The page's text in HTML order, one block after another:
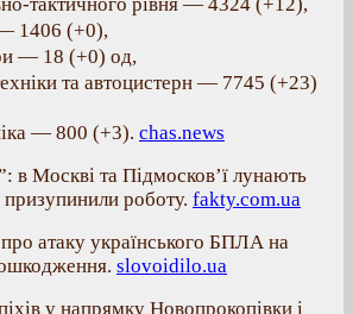
— 1406 (+0),
— 18 (+0) од,
та автоцистерн — 7745 (+23)
— 800 (+3). chas.news
в Москві та Підмосков’ї лунають
роботу. fakty.com.ua
про атаку українського БПЛА на
slovoidilo.ua
у напрямку Новопрокопівки і